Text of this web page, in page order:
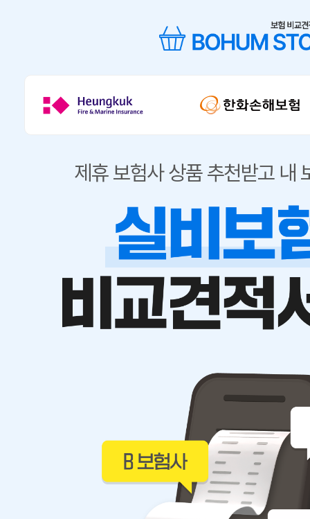
제휴 보험사 상품 추천받고 내